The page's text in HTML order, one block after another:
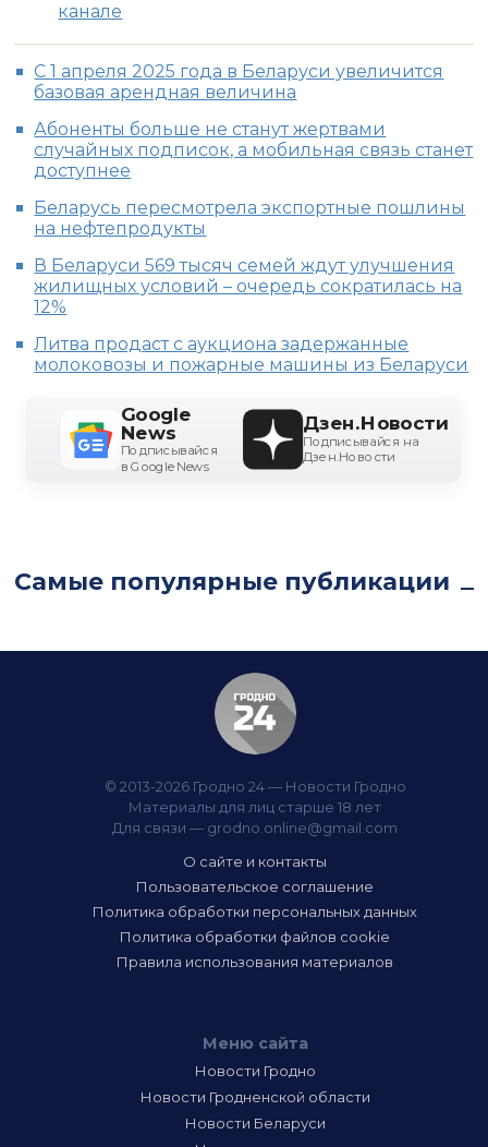
канале
С 1 апреля 2025 года в Беларуси увеличится
базовая арендная величина
Абоненты больше не станут жертвами
случайных подписок, а мобильная связь станет
доступнее
Беларусь пересмотрела экспортные пошлины
на нефтепродукты
В Беларуси 569 тысяч семей ждут улучшения
жилищных условий – очередь сократилась на
12%
Литва продаст с аукциона задержанные
молоковозы и пожарные машины из Беларуси
Google
News
Подписывайся
в Google News
Дзен.Новости
Подписывайся на
Дзен.Новости
Самые популярные публикации
© 2013-2026 Гродно 24 — Новости Гродно
Материалы для лиц старше 18 лет
Для связи — grodno.online@gmail.com
О сайте и контакты
Пользовательское соглашение
Политика обработки персональных данных
Политика обработки файлов cookie
Правила использования материалов
Меню сайта
Новости Гродно
Новости Гродненской области
Новости Беларуси